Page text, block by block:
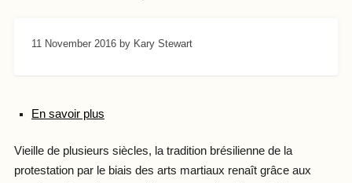
11 November 2016 by Kary Stewart
En savoir plus
Vieille de plusieurs siècles, la tradition brésilienne de la
protestation par le biais des arts martiaux renaît grâce aux